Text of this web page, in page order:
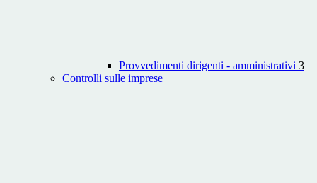
Provvedimenti dirigenti - amministrativi 3
Controlli sulle imprese